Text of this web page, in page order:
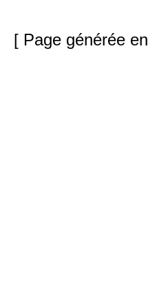
[ Page générée en